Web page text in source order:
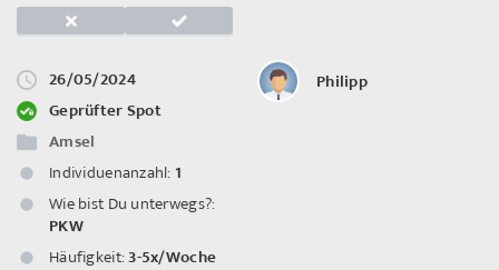
26/05/2024
Geprüfter Spot
Amsel
Individuenanzahl: 1
Wie bist Du unterwegs?:
PKW
Häufigkeit:3-5x/Woche
Philipp
© OpenStreetMap